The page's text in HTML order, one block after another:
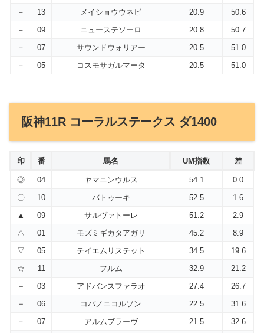
－
13 メイショウウネビ 20.9
50.6
－
09 ニューステソーロ 20.8
50.7
－
07 サウンドウォリアー 20.5
51.0
－
05 コスモサガルマータ 20.5 51.0
阪神11R コーラルステークス ダ1400
印 番 馬名 UM指数 差
◎ 04 ヤマニンウルス 54.1
0.0
〇
10 バトゥーキ 52.5
1.6
▲
09 サルヴァトーレ 51.2
2.9
△
01 モズミギカタアガリ 45.2
8.9
▽
05 テイエムリステット 34.5
19.6
☆
11 フルム 32.9
21.2
＋
03 アドバンスファラオ 27.4
26.7
＋
06 コパノニコルソン 22.5
31.6
－
07 アルムブラーヴ 21.5
32.6